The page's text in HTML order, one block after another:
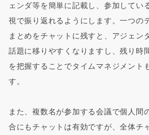
ェンダ等を簡単に記載し、参加してい
視で振り返れるようにします。一つの
まとめをチャットに残すと、アジェン
話題に移りやすくなりますし、残り時
を把握することでタイムマネジメント
す。
また、複数名が参加する会議で個人間
合にもチャットは有効ですが、全体チ